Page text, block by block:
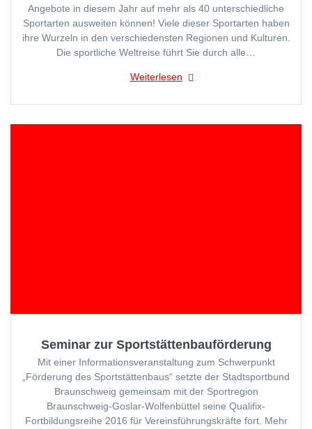
Angebote in diesem Jahr auf mehr als 40 unterschiedliche
Sportarten ausweiten können! Viele dieser Sportarten haben
ihre Wurzeln in den verschiedensten Regionen und Kulturen.
Die sportliche Weltreise führt Sie durch alle…
Weiterlesen
Seminar zur Sportstättenbauförderung
Mit einer Informationsveranstaltung zum Schwerpunkt
„Förderung des Sportstättenbaus“ setzte der Stadtsportbund
Braunschweig gemeinsam mit der Sportregion
Braunschweig-Goslar-Wolfenbüttel seine Qualifix-
Fortbildungsreihe 2016 für Vereinsführungskräfte fort. Mehr